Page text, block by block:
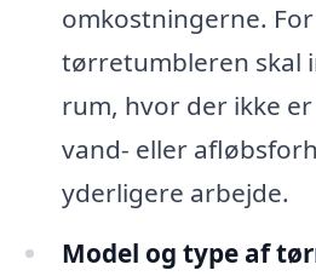
omkostningerne.
tørretumbleren skal
rum, hvor der ikke
vand- eller
yderligere arbejde.
Model og type af